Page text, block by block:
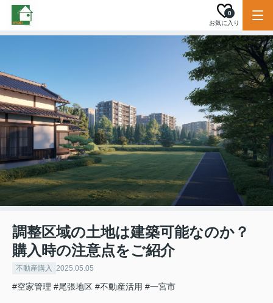
お気に入り
0
調整区域の土地は建築可能なのか？
購入時の注意点をご紹介
不動産購入 2025.05.05
#空家管理 #尾張地区 #不動産活用 #一宮市